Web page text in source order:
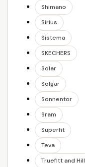
Shimano
Sirius
Sistema
SKECHERS
Solar
Solgar
Sonnentor
Sram
Superfit
Teva
Truefitt and Hill